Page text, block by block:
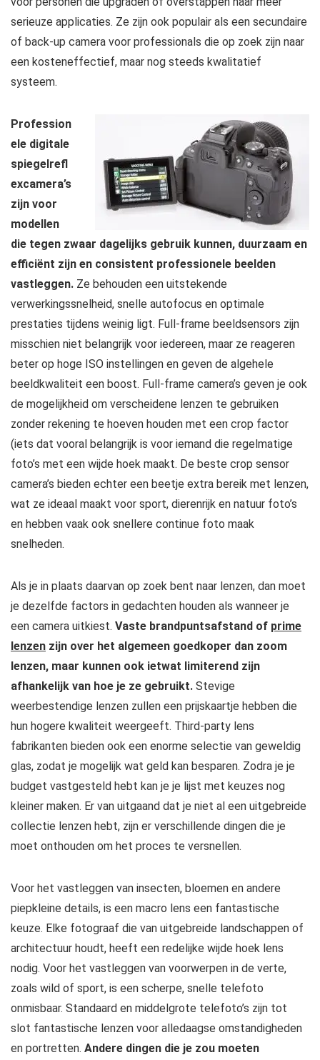
serieuze applicaties. Ze zijn ook populair als een secundaire
of back-up camera voor professionals die op zoek zijn naar
een kosteneffectief, maar nog steeds kwalitatief
systeem.
Profession
ele digitale
spiegelrefl
excamera’s
zijn voor
modellen
die tegen zwaar dagelijks gebruik kunnen, duurzaam en
efficiënt zijn en consistent professionele beelden
vastleggen. Ze behouden een uitstekende
verwerkingssnelheid, snelle autofocus en optimale
prestaties tijdens weinig ligt. Full-frame beeldsensors zijn
misschien niet belangrijk voor iedereen, maar ze reageren
beter op hoge ISO instellingen en geven de algehele
beeldkwaliteit een boost. Full-frame camera’s geven je ook
de mogelijkheid om verscheidene lenzen te gebruiken
zonder rekening te hoeven houden met een crop factor
(iets dat vooral belangrijk is voor iemand die regelmatige
foto’s met een wijde hoek maakt. De beste crop sensor
camera’s bieden echter een beetje extra bereik met lenzen,
wat ze ideaal maakt voor sport, dierenrijk en natuur foto’s
en hebben vaak ook snellere continue foto maak
snelheden.
Als je in plaats daarvan op zoek bent naar lenzen, dan moet
je dezelfde factors in gedachten houden als wanneer je
een camera uitkiest. Vaste brandpuntsafstand of prime
lenzen zijn over het algemeen goedkoper dan zoom
lenzen, maar kunnen ook ietwat limiterend zijn
afhankelijk van hoe je ze gebruikt. Stevige
weerbestendige lenzen zullen een prijskaartje hebben die
hun hogere kwaliteit weergeeft. Third-party lens
fabrikanten bieden ook een enorme selectie van geweldig
glas, zodat je mogelijk wat geld kan besparen. Zodra je je
budget vastgesteld hebt kan je je lijst met keuzes nog
kleiner maken. Er van uitgaand dat je niet al een uitgebreide
collectie lenzen hebt, zijn er verschillende dingen die je
moet onthouden om het proces te versnellen.
Voor het vastleggen van insecten, bloemen en andere
piepkleine details, is een macro lens een fantastische
keuze. Elke fotograaf die van uitgebreide landschappen of
architectuur houdt, heeft een redelijke wijde hoek lens
nodig. Voor het vastleggen van voorwerpen in de verte,
zoals wild of sport, is een scherpe, snelle telefoto
onmisbaar. Standaard en middelgrote telefoto’s zijn tot
slot fantastische lenzen voor alledaagse omstandigheden
en portretten. Andere dingen die je zou moeten